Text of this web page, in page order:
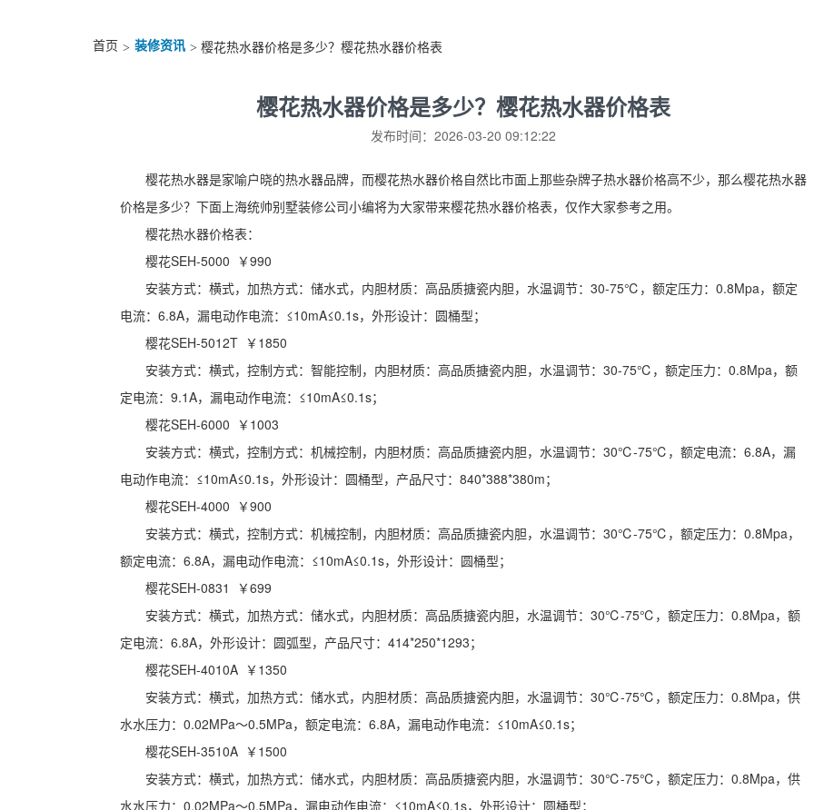
首页 > 装修资讯 > 樱花热水器价格是多少？樱花热水器价格表
樱花热水器价格是多少？樱花热水器价格表
发布时间：2026-03-20 09:12:22
樱花热水器是家喻户晓的热水器品牌，而樱花热水器价格自然比市面上那些杂牌子热水器价格高不少，那么樱花热水器
价格是多少？下面上海统帅别墅装修公司小编将为大家带来樱花热水器价格表，仅作大家参考之用。
樱花热水器价格表：
樱花SEH-5000 ￥990
安装方式：横式，加热方式：储水式，内胆材质：高品质搪瓷内胆，水温调节：30-75℃，额定压力：0.8Mpa，额定
电流：6.8A，漏电动作电流：≤10mA≤0.1s，外形设计：圆桶型；
樱花SEH-5012T ￥1850
安装方式：横式，控制方式：智能控制，内胆材质：高品质搪瓷内胆，水温调节：30-75℃，额定压力：0.8Mpa，额
定电流：9.1A，漏电动作电流：≤10mA≤0.1s；
樱花SEH-6000 ￥1003
安装方式：横式，控制方式：机械控制，内胆材质：高品质搪瓷内胆，水温调节：30℃-75℃，额定电流：6.8A，漏
电动作电流：≤10mA≤0.1s，外形设计：圆桶型，产品尺寸：840*388*380m；
樱花SEH-4000 ￥900
安装方式：横式，控制方式：机械控制，内胆材质：高品质搪瓷内胆，水温调节：30℃-75℃，额定压力：0.8Mpa，
额定电流：6.8A，漏电动作电流：≤10mA≤0.1s，外形设计：圆桶型；
樱花SEH-0831 ￥699
安装方式：横式，加热方式：储水式，内胆材质：高品质搪瓷内胆，水温调节：30℃-75℃，额定压力：0.8Mpa，额
定电流：6.8A，外形设计：圆弧型，产品尺寸：414*250*1293；
樱花SEH-4010A ￥1350
安装方式：横式，加热方式：储水式，内胆材质：高品质搪瓷内胆，水温调节：30℃-75℃，额定压力：0.8Mpa，供
水水压力：0.02MPa～0.5MPa，额定电流：6.8A，漏电动作电流：≤10mA≤0.1s；
樱花SEH-3510A ￥1500
安装方式：横式，加热方式：储水式，内胆材质：高品质搪瓷内胆，水温调节：30℃-75℃，额定压力：0.8Mpa，供
水水压力：0.02MPa～0.5MPa，漏电动作电流：≤10mA≤0.1s，外形设计：圆桶型；